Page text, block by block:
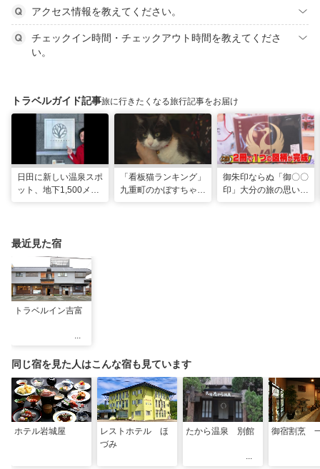
アクセス情報を教えてください。
チェックイン時間・チェックアウト時間を教えてくださ
い。
トラベルガイド記事旅に行きたくなる旅行記事をお届け
日田に新しい温泉スポ
ット、地下1,500メー
「看板猫ランキング」
九重町のかぼすちゃ
御朱印ならぬ「御〇〇
印」大分の旅の思い出
最近見た宿
トラベルイン吉富
同じ宿を見た人はこんな宿も見ています
ホテル岩城屋
レストホテル ほ
づみ
たから温泉 別館 御宿割烹